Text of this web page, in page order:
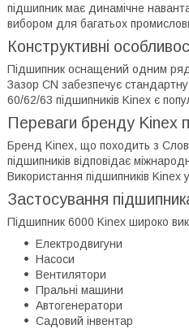
підшипник має динамічне
вибором для багатьох
Конструктивні
Підшипник оснащений одним
Зазор CN забезпечує
60/62/63 підшипників Kinex є
Переваги бренду Kinex
Бренд Kinex, що походить з
підшипників відповідає
Використання підшипників Kinex
Застосування
Підшипник 6000 Kinex широко
Електродвигуни
Насоси
Вентилятори
Пральні машини
Автогенератори
Садовий інвентар